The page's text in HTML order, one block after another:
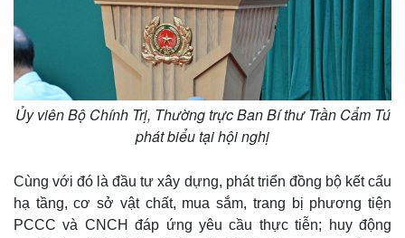
Ủy viên Bộ Chính Trị, Thường trực Ban Bí thư Trần Cẩm Tú
phát biểu tại hội nghị
Cùng với đó là đầu tư xây dựng, phát triển đồng bộ kết cấu
hạ tầng, cơ sở vật chất, mua sắm, trang bị phương tiện
PCCC và CNCH đáp ứng yêu cầu thực tiễn; huy động